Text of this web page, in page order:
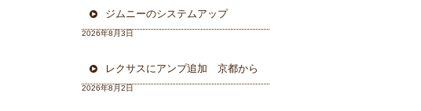
ジムニーのシステムアップ
2026年8月3日
レクサスにアンプ追加 京都から
2026年8月2日